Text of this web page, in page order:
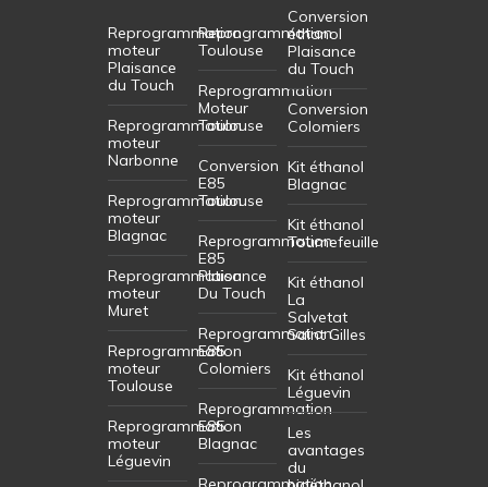
Reprogrammation
moteur
Plaisance
du Touch
Reprogrammation
moteur
Narbonne
Reprogrammation
moteur
Blagnac
Reprogrammation
moteur
Muret
Reprogrammation
moteur
Toulouse
Reprogrammation
moteur
Léguevin
Reprogrammation
Toulouse
Reprogrammation
Moteur
Toulouse
Conversion
E85
Toulouse
Reprogrammation
E85
Plaisance
Du Touch
Reprogrammation
E85
Colomiers
Reprogrammation
E85
Blagnac
Conversion
éthanol
Plaisance
du Touch
Conversion
Colomiers
Kit éthanol
Blagnac
Kit éthanol
Tournefeuille
Kit éthanol
La
Salvetat
Saint Gilles
Kit éthanol
Léguevin
Les
avantages
du